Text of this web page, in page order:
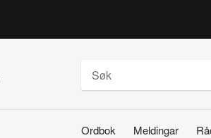
Ordbok Meldingar